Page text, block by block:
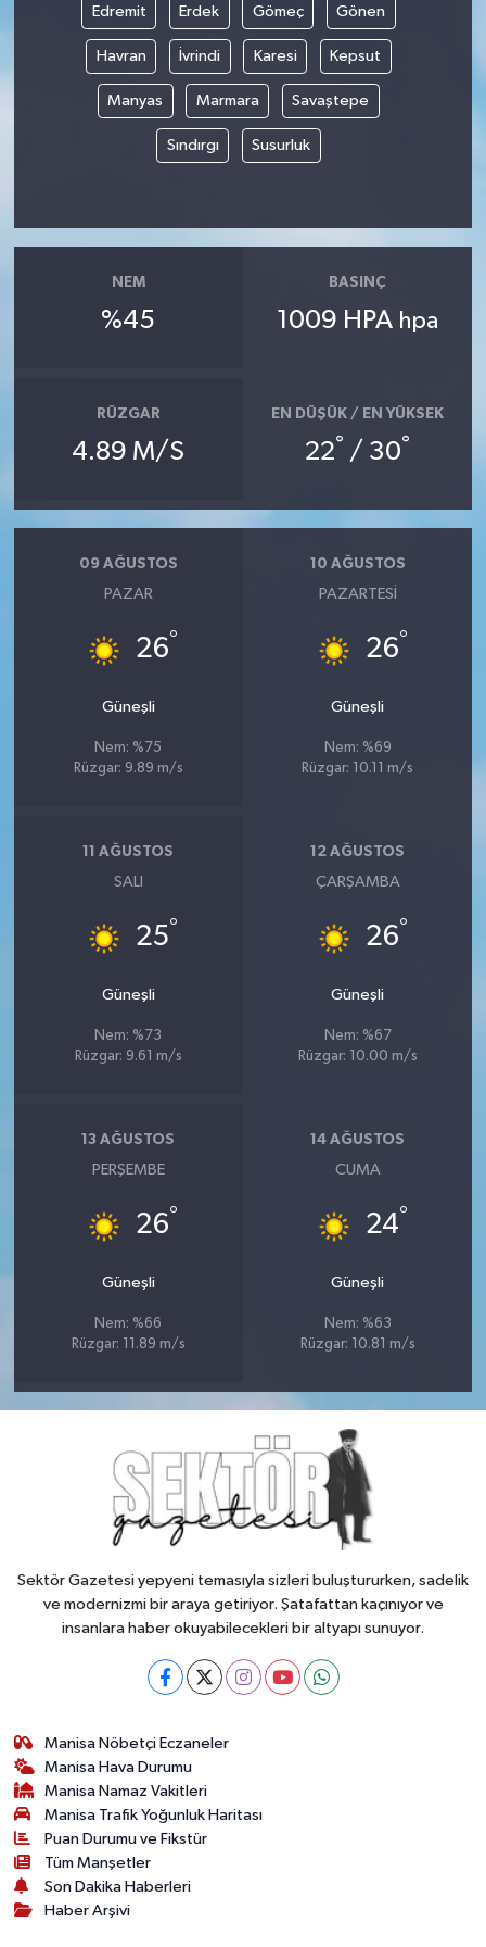
Edremit Erdek Gömeç Gönen
Havran İvrindi Karesi Kepsut
Manyas Marmara Savaştepe
Sındırgı Susurluk
NEM
%45
BASINÇ
1009 HPA hpa
RÜZGAR
4.89 M/S
EN DÜŞÜK / EN YÜKSEK
22° / 30°
09 AĞUSTOS
PAZAR
26°
Güneşli
Nem: %75
Rüzgar: 9.89 m/s
10 AĞUSTOS
PAZARTESI
26°
Güneşli
Nem: %69
Rüzgar: 10.11 m/s
11 AĞUSTOS
SALI
25°
Güneşli
Nem: %73
Rüzgar: 9.61 m/s
12 AĞUSTOS
ÇARŞAMBA
26°
Güneşli
Nem: %67
Rüzgar: 10.00 m/s
13 AĞUSTOS
PERŞEMBE
26°
Güneşli
Nem: %66
Rüzgar: 11.89 m/s
14 AĞUSTOS
CUMA
24°
Güneşli
Nem: %63
Rüzgar: 10.81 m/s
Sektör Gazetesi yepyeni temasıyla sizleri buluştururken, sadelik
ve modernizmi bir araya getiriyor. Şatafattan kaçınıyor ve
insanlara haber okuyabilecekleri bir altyapı sunuyor.
Manisa Nöbetçi Eczaneler
Manisa Hava Durumu
Manisa Namaz Vakitleri
Manisa Trafik Yoğunluk Haritası
Puan Durumu ve Fikstür
Tüm Manşetler
Son Dakika Haberleri
Haber Arşivi
YUNUSEMRE
MANİSA'YI KEŞFET
TÜRKİYE'DE TREND HABERLER
ÖZEL HABER